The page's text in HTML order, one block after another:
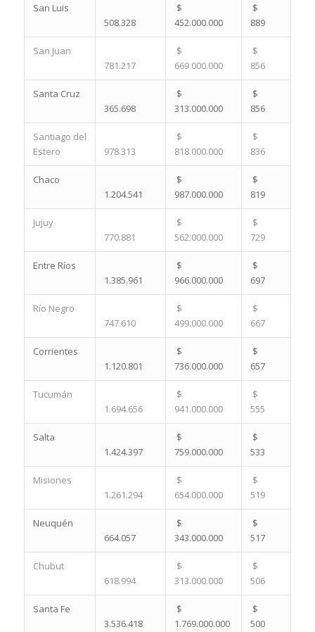
San Luis
508.328
$
452.000.000
$
889
San Juan
781.217
$
669.000.000
$
856
Santa Cruz
365.698
$
313.000.000
$
856
Santiago del
Estero
978.313
$
818.000.000
$
836
Chaco
1.204.541
$
987.000.000
$
819
Jujuy
770.881
$
562.000.000
$
729
Entre Ríos
1.385.961
$
966.000.000
$
697
Río Negro
747.610
$
499.000.000
$
667
Corrientes
1.120.801
$
736.000.000
$
657
Tucumán
1.694.656
$
941.000.000
$
555
Salta
1.424.397
$
759.000.000
$
533
Misiones
1.261.294
$
654.000.000
$
519
Neuquén
664.057
$
343.000.000
$
517
Chubut
618.994
$
313.000.000
$
506
Santa Fe
3.536.418
$
1.769.000.000
$
500